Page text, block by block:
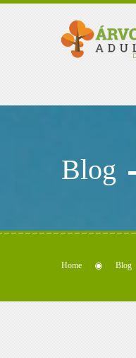
Blog
Home Blog